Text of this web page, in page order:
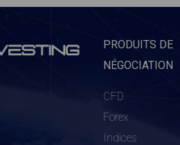
PRODUITS DE
NÉGOCIATION
CFD
Forex
Indices